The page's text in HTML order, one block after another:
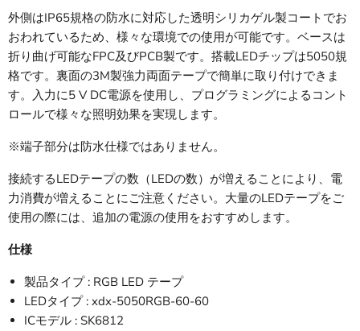
外側はIP65規格の防水に対応した透明シリカゲル製コートでお
おわれているため、様々な環境での使用が可能です。ベースは
折り曲げ可能なFPC及びPCB製です。搭載LEDチップは5050規
格です。裏面の3M製強力両面テープで簡単に取り付けできま
す。入力に5 V DC電源を使用し、プログラミングによるコント
ロールで様々な照明効果を実現します。
※端子部分は防水仕様ではありません。
接続するLEDテープの数（LEDの数）が増えることにより、電
力消費が増えることにご注意ください。大量のLEDテープをご
使用の際には、追加の電源の使用をおすすめします。
仕様
製品タイプ : RGB LED テープ
LEDタイプ : xdx-5050RGB-60-60
ICモデル : SK6812